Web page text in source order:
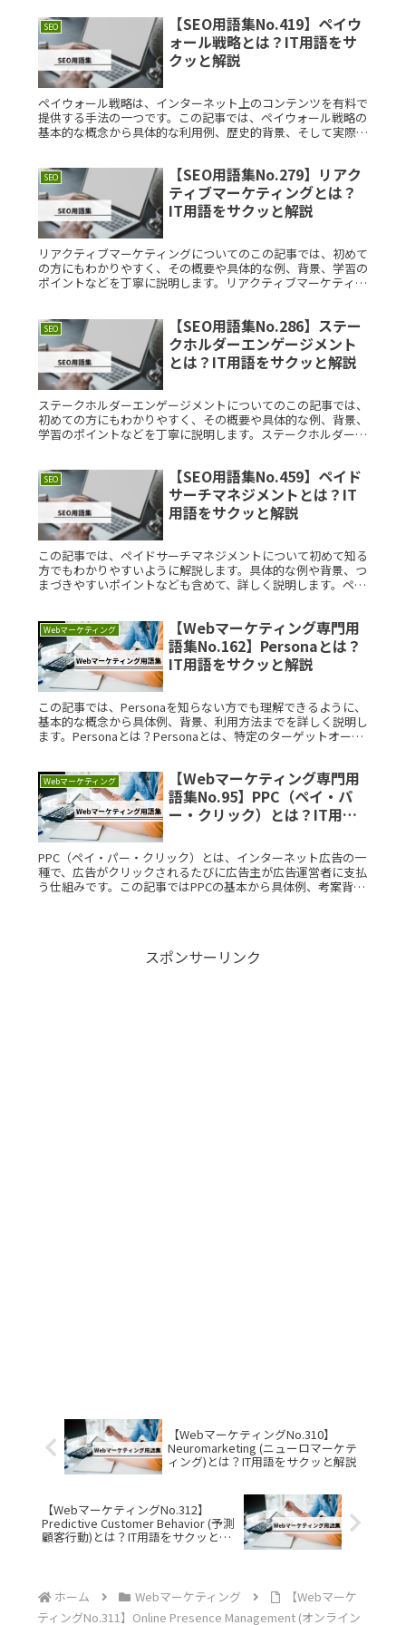
SEO
【SEO用語集No.419】ペイウ
ォール戦略とは？IT用語をサ
クッと解説
ペイウォール戦略は、インターネット上のコンテンツを有料で
提供する手法の一つです。この記事では、ペイウォール戦略の
基本的な概念から具体的な利用例、歴史的背景、そして実際に
SEO
【SEO用語集No.279】リアク
ティブマーケティングとは？
IT用語をサクッと解説
リアクティブマーケティングについてのこの記事では、初めて
の方にもわかりやすく、その概要や具体的な例、背景、学習の
ポイントなどを丁寧に説明します。リアクティブマーケティン
SEO
【SEO用語集No.286】ステー
クホルダーエンゲージメント
とは？IT用語をサクッと解説
ステークホルダーエンゲージメントについてのこの記事では、
初めての方にもわかりやすく、その概要や具体的な例、背景、
学習のポイントなどを丁寧に説明します。ステークホルダーエ
SEO
【SEO用語集No.459】ペイド
サーチマネジメントとは？IT
用語をサクッと解説
この記事では、ペイドサーチマネジメントについて初めて知る
方でもわかりやすいように解説します。具体的な例や背景、つ
まづきやすいポイントなども含めて、詳しく説明します。ペイ
Webマーケティング
【Webマーケティング専門用
語集No.162】Personaとは？
IT用語をサクッと解説
この記事では、Personaを知らない方でも理解できるように、
基本的な概念から具体例、背景、利用方法までを詳しく説明し
ます。Personaとは？Personaとは、特定のターゲットオーデ
Webマーケティング
【Webマーケティング専門用
語集No.95】PPC（ペイ・パ
ー・クリック）とは？IT用語
PPC（ペイ・パー・クリック）とは、インターネット広告の一
種で、広告がクリックされるたびに広告主が広告運営者に支払
う仕組みです。この記事ではPPCの基本から具体例、考案背
スポンサーリンク
【WebマーケティングNo.310】
Neuromarketing (ニューロマーケテ
ィング)とは？IT用語をサクッと解説
【WebマーケティングNo.312】
Predictive Customer Behavior (予測
顧客行動)とは？IT用語をサクッと解
ホーム Webマーケティング
【Webマーケ
ティングNo.311】Online Presence Management (オンライン